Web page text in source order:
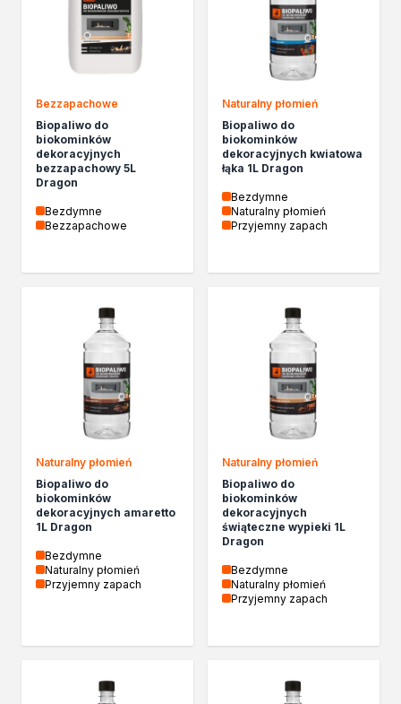
Izolacje i impregnaty budowlane
Folie w płynie
Impregnaty specjalistyczne
Impregnaty do drewna konstrukcyjnego
Grunty
Środki bioochronne
Masy szpachlowe budowlane
Środki czyszczące
Malowanie, ochrona i dekoracja
Bejce
Masy szpachlowe do drewna
Lakiery dekoracyjne
Żywica epoksydowa
Farby żaroodporne
Chemia gospodarcza
Odkamieniacze
Preparaty udrażniające
Środki czyszczące
Chemia motoryzacyjna
Żywice
Produkty do reperacji nadwozi
Szpachlówki
Paliwa specjalistyczne
Klejenie i uszczelnianie
Bezzapachowe
Biopaliwo do
biokominków
dekoracyjnych
bezzapachowy 5L
Dragon
Bezdymne
Bezzapachowe
Naturalny płomień
Biopaliwo do
biokominków
dekoracyjnych kwiatowa
łąka 1L Dragon
Bezdymne
Naturalny płomień
Przyjemny zapach
Naturalny płomień
Biopaliwo do
biokominków
dekoracyjnych amaretto
1L Dragon
Bezdymne
Naturalny płomień
Przyjemny zapach
Naturalny płomień
Biopaliwo do
biokominków
dekoracyjnych
świąteczne wypieki 1L
Dragon
Bezdymne
Naturalny płomień
Przyjemny zapach